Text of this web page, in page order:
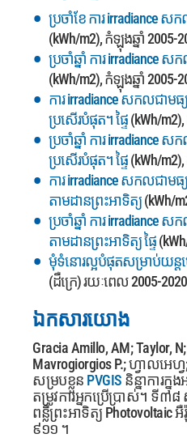
ប្រចាំខែ ការ irradiance ស
(kWh/m2), កំឡុងឆ្នាំ 2005-
ប្រចាំឆ្នាំ ការ irradiance ស
(kWh/m2), កំឡុងឆ្នាំ 2005-
ការ irradiance សកលជាម
ប្រសើរបំផុត។ ផ្ទៃ(kWh/
ប្រចាំឆ្នាំ ការ irradiance
ប្រសើរបំផុត។ ផ្ទៃ(kWh/
ការ irradiance សកលជាមធ្
តាមដានព្រះអាទិត្យ(kWh/
ប្រចាំឆ្នាំ ការ irradiance
តាមដានព្រះអាទិត្យ ផ្ទៃ
មុំទំនោរល្អបំផុតសម្រាប់យន្ត
(ដឺក្រេ) រយៈពេល 2005-2020
ឯកសារយោង
Gracia Amillo, AM; Taylor,
Mavrogiorgios P.; ហ្វាលអេហ្វ
សម្របខ្លួន PVGIS និន្នាការក្នុ
តម្រូវការអ្នកប្រើប្រាស់។ ទី៣៨
ពន្លឺព្រះអាទិត្យ Photovoltaic អឺ
៩១១ ។